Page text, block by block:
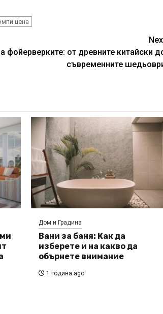
цена
фойерверките: от древните китайски
съвременните
Дом и Градина
Вани за баня: Как да
изберете и на какво да
обърнете внимание
1 година ago